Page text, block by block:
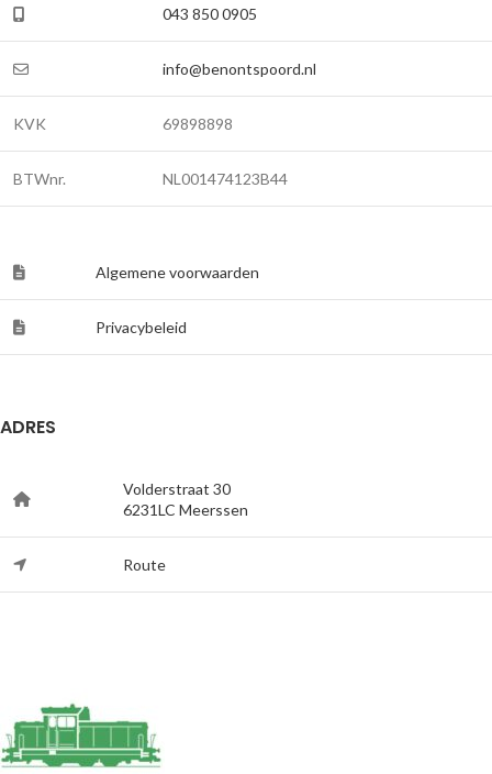
043 850 0905
info@benontspoord.nl
KVK 69898898
BTWnr. NL001474123B44
Algemene voorwaarden
Privacybeleid
ADRES
Volderstraat 30
6231LC Meerssen
Route